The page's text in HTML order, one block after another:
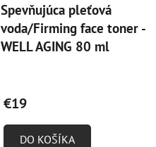
Spevňujúca pleťová
voda/Firming face toner -
WELL AGING 80 ml
hodnotenie
€19
DO KOŠÍKA